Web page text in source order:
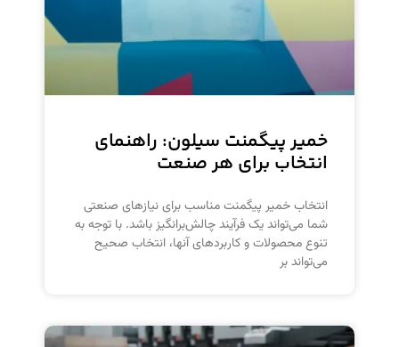
خمیر پیگمنت سیلون: راهنمای
انتخاب برای هر صنعت
انتخاب خمیر پیگمنت مناسب برای نیازهای صنعتی
شما می‌تواند یک فرآیند چالش‌برانگیز باشد. با توجه به
تنوع محصولات و کاربردهای آنها، انتخاب صحیح
می‌تواند بر